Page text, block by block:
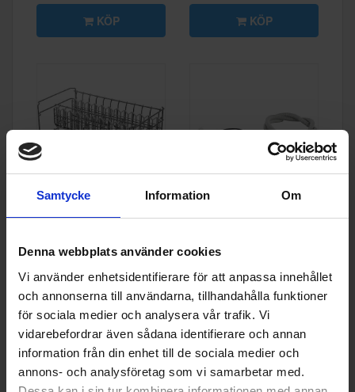
Samtycke Information Om
Denna webbplats använder cookies
Vi använder enhetsidentifierare för att anpassa innehållet
och annonserna till användarna, tillhandahålla funktioner
för sociala medier och analysera vår trafik. Vi
vidarebefordrar även sådana identifierare och annan
information från din enhet till de sociala medier och
annons- och analysföretag som vi samarbetar med.
KÖP KÖP
BoschSMZ2014
695:-
KÖP
BoschSGZ1010
595:-
KÖP